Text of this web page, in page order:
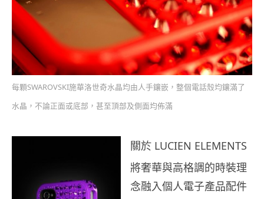
每顆SWAROVSKI施華洛世奇水晶均由人手鑲嵌，整個電話殼均鑲滿了
水晶，不論正面或底部，甚至頂部及側面均佈滿
關於 LUCIEN ELEMENTS
將奢華與高格調的時裝理
念融入個人電子產品配件